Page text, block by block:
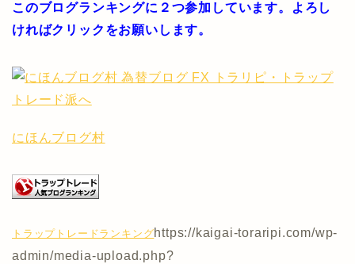
このブログランキングに２つ参加しています。よろし
ければクリックをお願いします。
にほんブログ村
トラップトレードランキングhttps://kaigai-toraripi.com/wp-
admin/media-upload.php?